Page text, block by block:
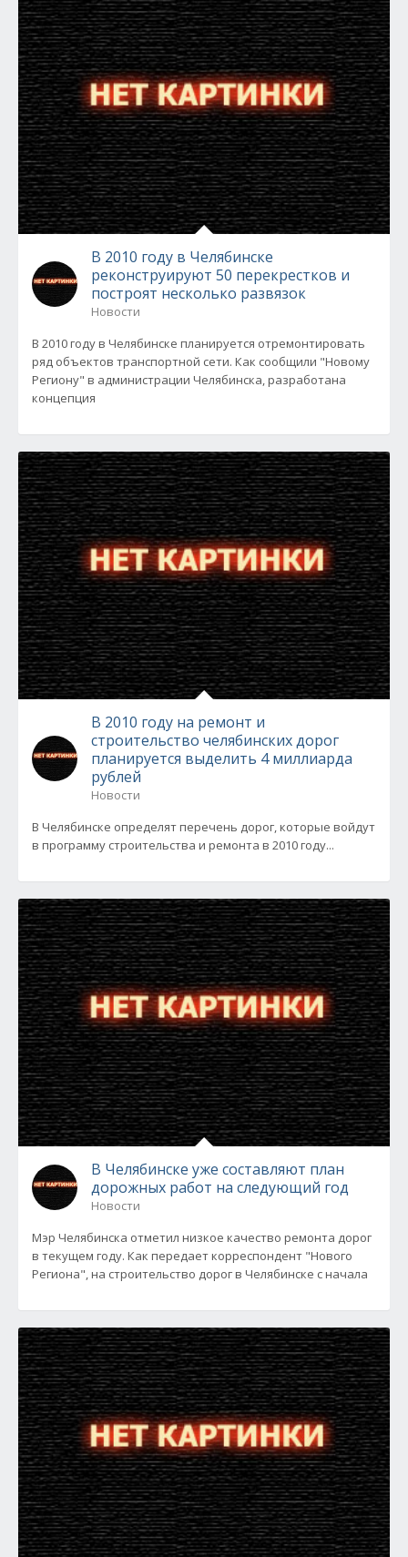
В 2010 году в Челябинске
реконструируют 50 перекрестков и
построят несколько развязок
Новости
В 2010 году в Челябинске планируется отремонтировать
ряд объектов транспортной сети. Как сообщили "Новому
Региону" в администрации Челябинска, разработана
концепция
В 2010 году на ремонт и
строительство челябинских дорог
планируется выделить 4 миллиарда
рублей
Новости
В Челябинске определят перечень дорог, которые войдут
в программу строительства и ремонта в 2010 году...
В Челябинске уже составляют план
дорожных работ на следующий год
Новости
Мэр Челябинска отметил низкое качество ремонта дорог
в текущем году. Как передает корреспондент "Нового
Региона", на строительство дорог в Челябинске с начала